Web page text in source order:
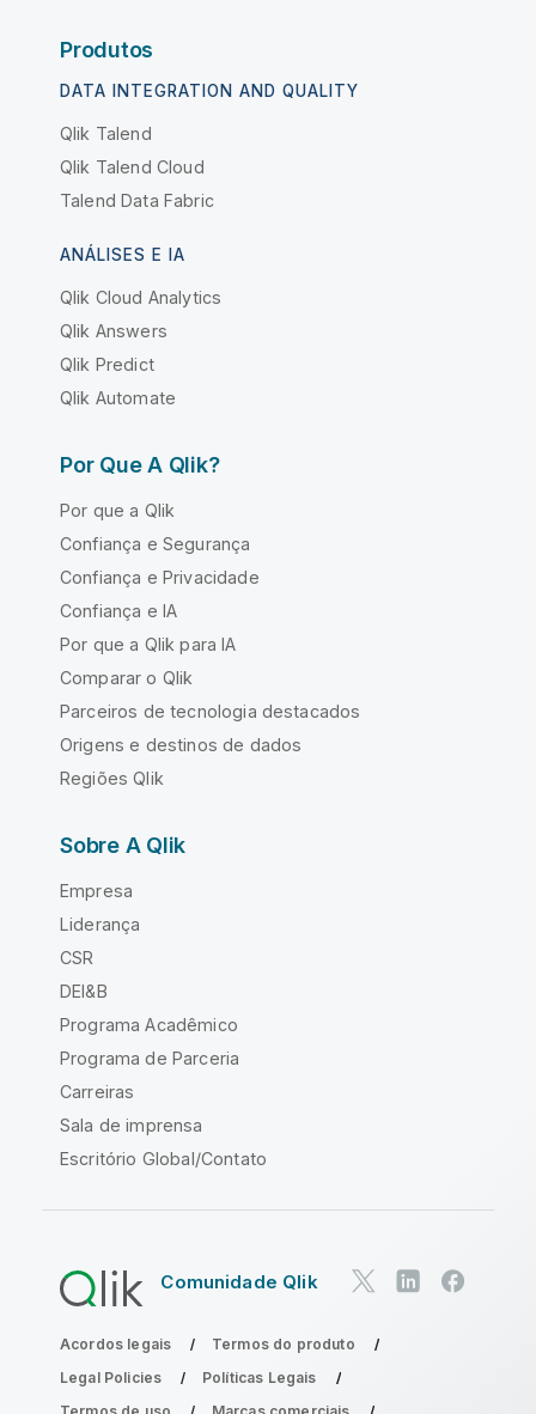
Produtos
DATA INTEGRATION AND QUALITY
Qlik Talend
Qlik Talend Cloud
Talend Data Fabric
ANÁLISES E IA
Qlik Cloud Analytics
Qlik Answers
Qlik Predict
Qlik Automate
Por Que A Qlik?
Por que a Qlik
Confiança e Segurança
Confiança e Privacidade
Confiança e IA
Por que a Qlik para IA
Comparar o Qlik
Parceiros de tecnologia destacados
Origens e destinos de dados
Regiões Qlik
Sobre A Qlik
Empresa
Liderança
CSR
DEI&B
Programa Acadêmico
Programa de Parceria
Carreiras
Sala de imprensa
Escritório Global/Contato
Comunidade Qlik
Acordos legais
Termos do produto
Legal Policies
Políticas Legais